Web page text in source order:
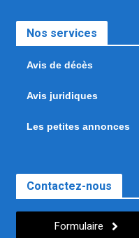
Nos services
Avis de décès
Avis juridiques
Les petites annonces
Contactez-nous
Formulaire